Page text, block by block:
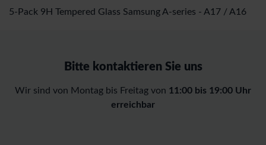
5-Pack 9H Tempered Glass Samsung A-series - A17 / A16
Bitte kontaktieren Sie uns
Wir sind von Montag bis Freitag von 11:00 bis 19:00 Uhr
erreichbar